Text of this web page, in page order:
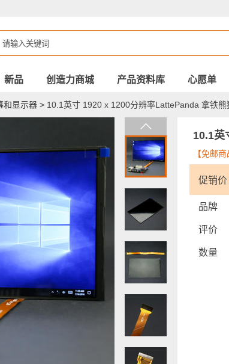
新品 创造力商城 产品资料库 心愿单
和显示器 > 10.1英寸 1920 x 1200分辨率LattePanda 拿铁熊
10.1英
【免邮商
促销价
品牌
评价
数量